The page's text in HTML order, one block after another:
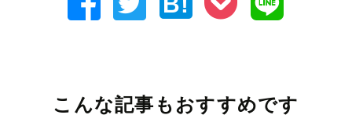
こんな記事もおすすめです